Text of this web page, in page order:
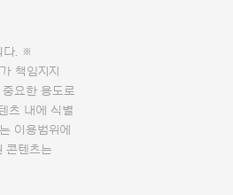
다. ※
책임지지
요한 용도로
츠 내에 식별
이용범위에
콘텐츠는